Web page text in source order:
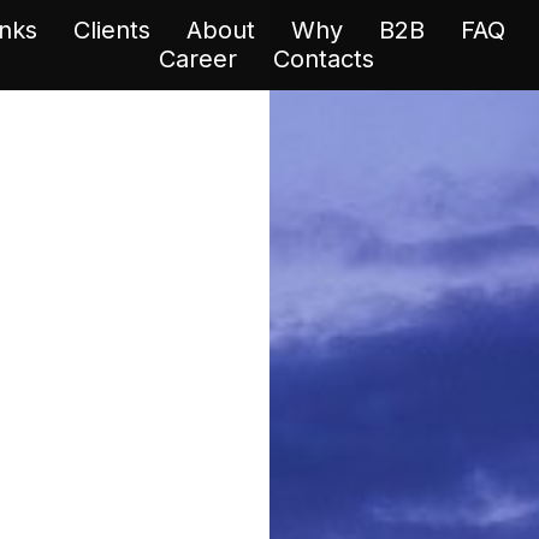
Clients About Why B2B FAQ
Career
Сontacts
Clients About Why B2B FAQ
Career
Сontacts